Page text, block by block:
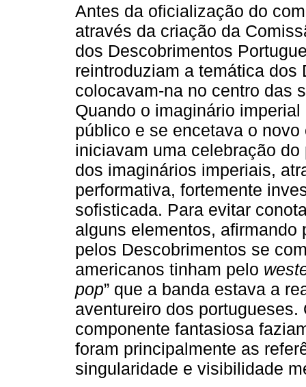
Antes da oficialização do
através da criação da
dos Descobrimentos
reintroduziam a temática
colocavam-na no centro das
Quando o imaginário
público e se encetava o
iniciavam uma celebração do
dos imaginários imperiais,
performativa, fortemente
sofisticada. Para evitar
alguns elementos,
pelos Descobrimentos se
americanos tinham pelo
pop” que a banda estava a
aventureiro dos
componente fantasiosa
foram principalmente as
singularidade e visibilidade